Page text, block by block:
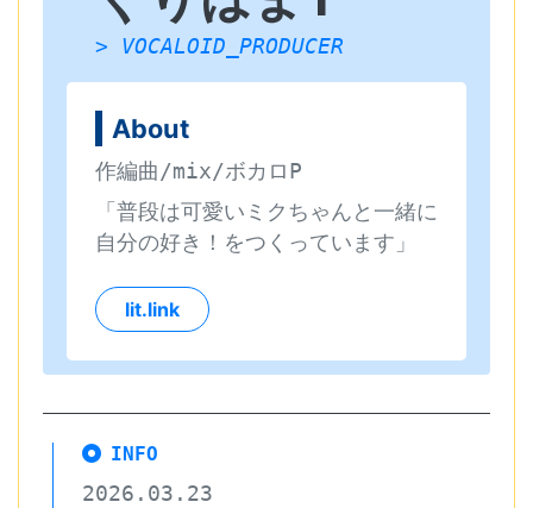
> VOCALOID_PRODUCER
About
作編曲/mix/ボカロP
「普段は可愛いミクちゃんと一緒に
自分の好き！をつくっています」
lit.link
INFO
2026.03.23